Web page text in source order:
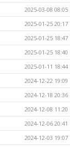
2025-03-08 08:05
2025-01-25 20:17
2025-01-25 18:47
2025-01-25 18:40
2025-01-11 18:44
2024-12-22 19:09
2024-12-18 20:36
2024-12-08 11:20
2024-12-06 20:41
2024-12-03 19:07